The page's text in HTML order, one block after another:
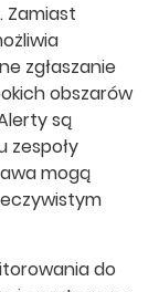
Zamiast
zgłaszanie
obszarów
są
zespoły
mogą
do